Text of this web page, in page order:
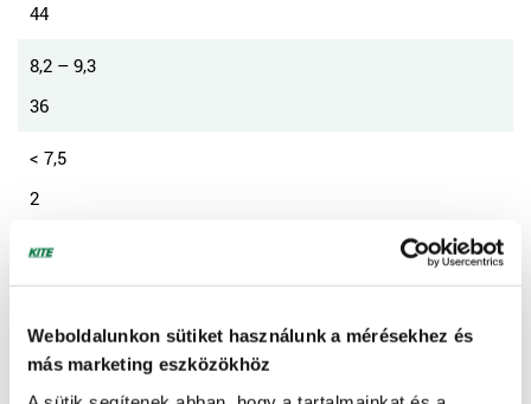
Weboldalunkon sütiket használunk a mérésekhez és
más marketing eszközökhöz
44
8,2 – 9,3
36
< 7,5
2
7,5 – 8,2
5
REZISZTENCIA